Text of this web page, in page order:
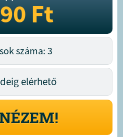
Ft
száma: 3
elérhető